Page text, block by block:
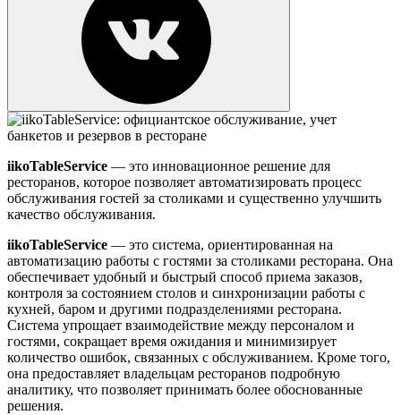
iikoTableService — это инновационное решение для
ресторанов, которое позволяет автоматизировать процесс
обслуживания гостей за столиками и существенно улучшить
качество обслуживания.
iikoTableService — это система, ориентированная на
автоматизацию работы с гостями за столиками ресторана. Она
обеспечивает удобный и быстрый способ приема заказов,
контроля за состоянием столов и синхронизации работы с
кухней, баром и другими подразделениями ресторана.
Система упрощает взаимодействие между персоналом и
гостями, сокращает время ожидания и минимизирует
количество ошибок, связанных с обслуживанием. Кроме того,
она предоставляет владельцам ресторанов подробную
аналитику, что позволяет принимать более обоснованные
решения.